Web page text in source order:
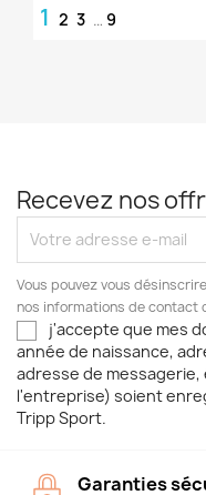
1 2 3 … 9
Recevez nos
Vous pouvez vous
nos informations de contact
j'accepte que mes
année de naissance,
adresse de
l'entreprise) soient
Tripp Sport.
Garanties